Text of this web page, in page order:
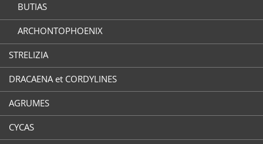
BUTIAS
ARCHONTOPHOENIX
STRELIZIA
DRACAENA et CORDYLINES
AGRUMES
CYCAS